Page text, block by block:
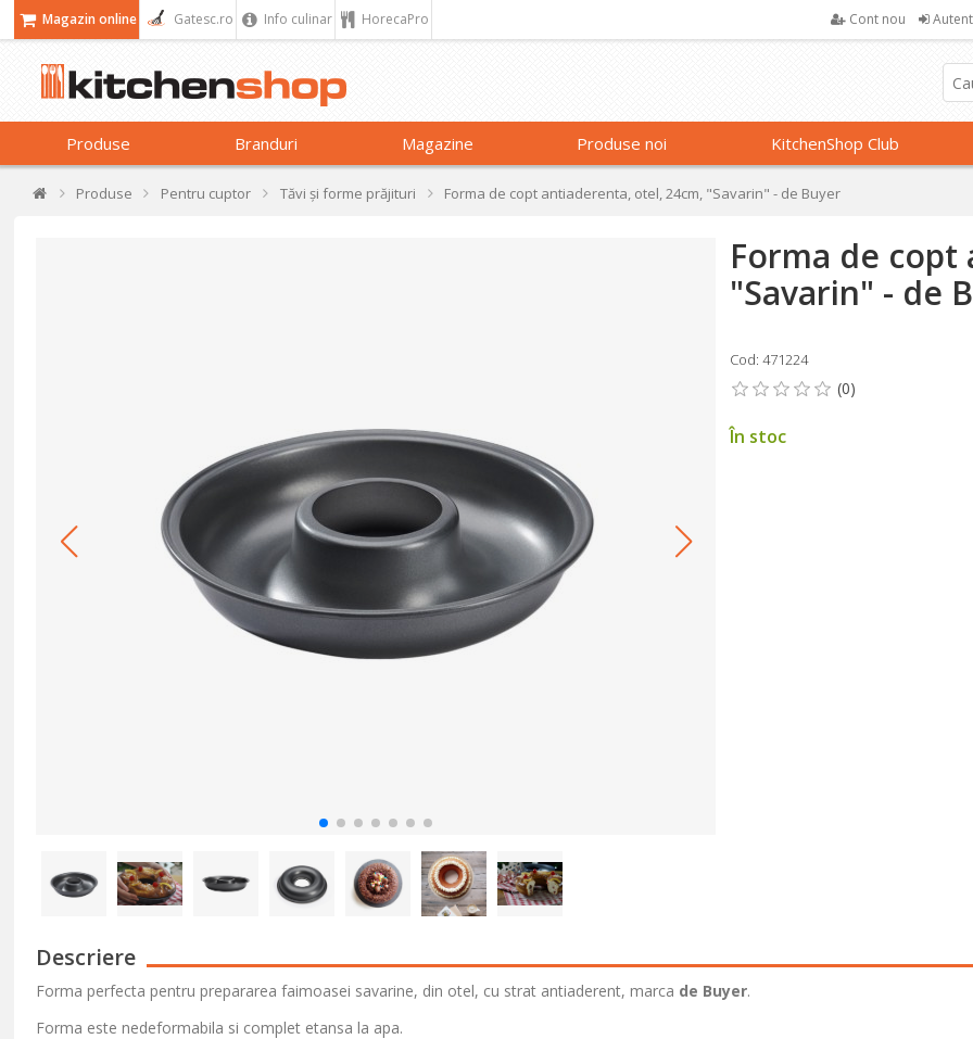
Magazin online Gatesc.ro Info culinar HorecaPro Cont nou
Produse Branduri Magazine Produse noi KitchenShop Club
Produse Pentru cuptor Tăvi și forme prăjituri Forma de copt antiaderenta, otel, 24cm, "Savarin" - de Buyer
Forma de
"Savarin" - de
Cod: 471224
În stoc
Descriere
Forma perfecta pentru prepararea faimoasei savarine, din otel, cu strat antiaderent, marca de Buyer.
Forma este nedeformabila si complet etansa la apa.